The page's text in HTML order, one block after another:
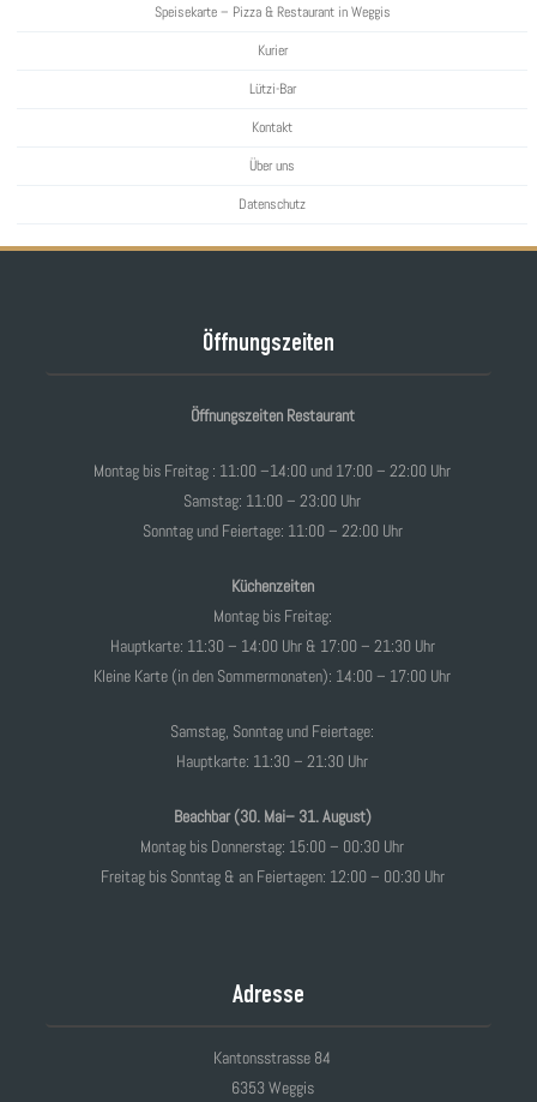
Speisekarte – Pizza & Restaurant in Weggis
Kurier
Lützi-Bar
Kontakt
Über uns
Datenschutz
Öffnungszeiten
Öffnungszeiten Restaurant
Montag bis Freitag : 11:00 –14:00 und 17:00 – 22:00 Uhr
Samstag: 11:00 – 23:00 Uhr
Sonntag und Feiertage: 11:00 – 22:00 Uhr
Küchenzeiten
Montag bis Freitag:
Hauptkarte: 11:30 – 14:00 Uhr & 17:00 – 21:30 Uhr
Kleine Karte (in den Sommermonaten): 14:00 – 17:00 Uhr
Samstag, Sonntag und Feiertage:
Hauptkarte: 11:30 – 21:30 Uhr
Beachbar (30. Mai– 31. August)
Montag bis Donnerstag: 15:00 – 00:30 Uhr
Freitag bis Sonntag & an Feiertagen: 12:00 – 00:30 Uhr
Adresse
Kantonsstrasse 84
6353 Weggis